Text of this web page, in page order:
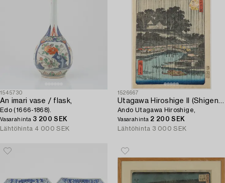
1545730
An imari vase / flask,
Edo (1666-1868).
Vasarahinta 3 200 SEK
Lähtöhinta 4 000 SEK
1526667
Ando Utagawa Hiroshige,
Vasarahinta 2 200 SEK
Lähtöhinta 3 000 SEK